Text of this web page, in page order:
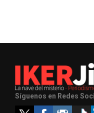
Síguenos en Redes